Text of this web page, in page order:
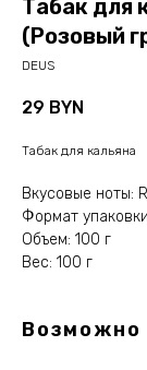
Табак для
(Розовый
DEUS
29 BYN
Табак для кальяна
Вкусовые ноты:
Формат
Объем: 100 г
Вес: 100 г
Возможно